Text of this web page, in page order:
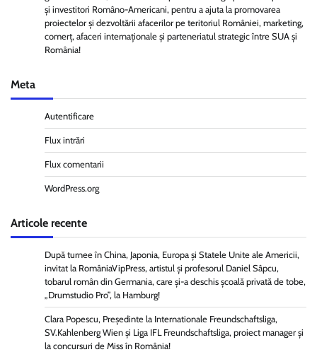
și investitori Româno-Americani, pentru a ajuta la promovarea
proiectelor și dezvoltării afacerilor pe teritoriul României, marketing,
comerț, afaceri internaționale și parteneriatul strategic între SUA și
România!
Meta
Autentificare
Flux intrări
Flux comentarii
WordPress.org
Articole recente
După turnee în China, Japonia, Europa și Statele Unite ale Americii,
invitat la RomâniaVipPress, artistul și profesorul Daniel Sâpcu,
tobarul român din Germania, care și-a deschis școală privată de tobe,
„Drumstudio Pro”, la Hamburg!
Clara Popescu, Președinte la Internationale Freundschaftsliga,
SV.Kahlenberg Wien şi Liga IFL Freundschaftsliga, proiect manager și
la concursuri de Miss în România!